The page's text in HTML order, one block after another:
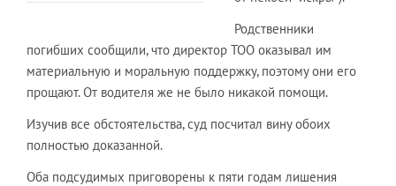
Родственники
погибших сообщили, что директор ТОО оказывал им
материальную и моральную поддержку, поэтому они его
прощают. От водителя же не было никакой помощи.
Изучив все обстоятельства, суд посчитал вину обоих
полностью доказанной.
Оба подсудимых приговорены к пяти годам лишения